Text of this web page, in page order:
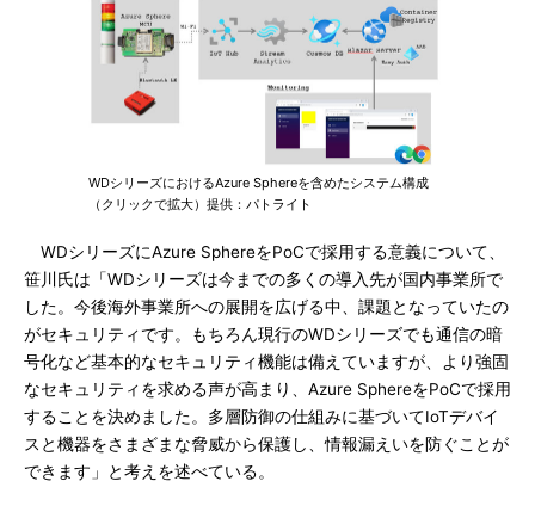
WDシリーズにおけるAzure Sphereを含めたシステム構成
（クリックで拡大）提供：パトライト
WDシリーズにAzure SphereをPoCで採用する意義について、
笹川氏は「WDシリーズは今までの多くの導入先が国内事業所で
した。今後海外事業所への展開を広げる中、課題となっていたの
がセキュリティです。もちろん現行のWDシリーズでも通信の暗
号化など基本的なセキュリティ機能は備えていますが、より強固
なセキュリティを求める声が高まり、Azure SphereをPoCで採用
することを決めました。多層防御の仕組みに基づいてIoTデバイ
スと機器をさまざまな脅威から保護し、情報漏えいを防ぐことが
できます」と考えを述べている。